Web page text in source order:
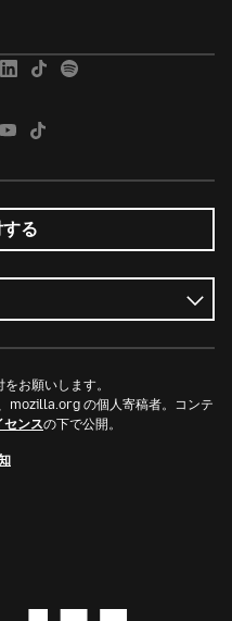
る
をお願いします。
mozilla.org の個人寄稿者。コンテ
センスの下で公開。